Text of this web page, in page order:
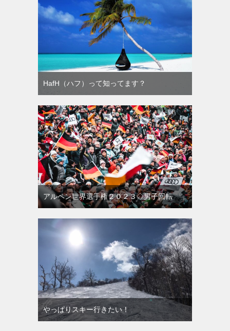
HafH（ハフ）って知ってます？
アルペン世界選手権２０２３◇男子回転
やっぱりスキー行きたい！